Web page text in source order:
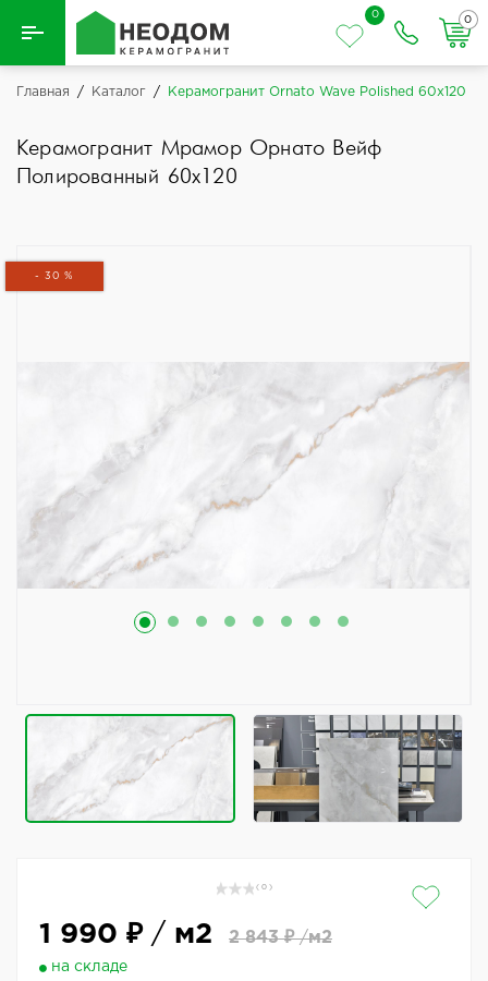
Назад
Керамическая плитка
0
0
Главная / Каталог / Керамогранит Ornato Wave Polished 60x120
Керамогранит Мрамор Орнато Вейф
Полированный 60x120
- 30 %
( 0 )
1 990 ₽/ м2 2 843 ₽/м2
на складе